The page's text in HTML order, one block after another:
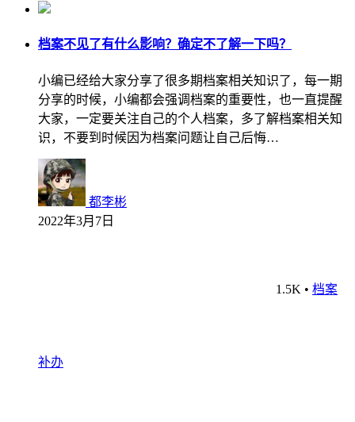
档案不见了有什么影响？确定不了解一下吗？
小编已经给大家分享了很多期档案相关知识了，每一期
分享的时候，小编都会强调档案的重要性，也一直提醒
大家，一定要关注自己的个人档案，多了解档案相关知
识，不要到时候因为档案问题让自己后悔…
都李彬
2022年3月7日
1.5K • 档案
补办